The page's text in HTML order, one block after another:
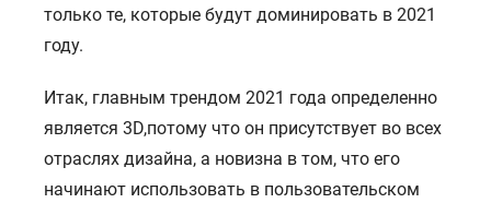
только те, которые будут доминировать в 2021
году.
Итак, главным трендом 2021 года определенно
является 3D,потому что он присутствует во всех
отраслях дизайна, а новизна в том, что его
начинают использовать в пользовательском